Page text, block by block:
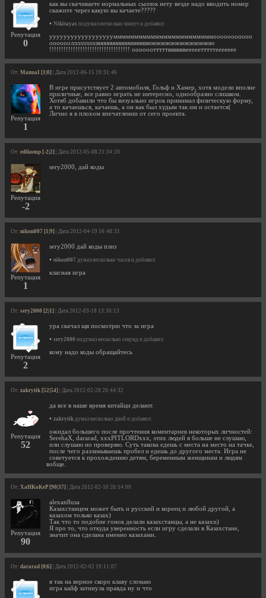
Репутация
0
как вы скачиваете нормальных сыллок нету везде надо вводить номер
скажите через какую вы качаете?????
• Nikitayas подумал несколько минут и добавил:
ууууууууууууууууууммммммммммммммммммммммммооооооооооо
ооооооллллллллляяяяяяяяяяяяяяяяяюююююююююююююю
!!!!!!!!!!!!!!!!!!!!!!!!!!!!!!!!!! оооооотттттввввввееееетттттеееееее
От: ManuaI [1|0] | Дата 2012-06-15 19:31:46
Репутация
1
В игре присутствует 2 автомобиля, Гольф и Хамер, хотя модели вполне
приличные, все равно играть не интересно, однообразно слишком.
Хотяб добавили что бы визуально игрок принимал физическую форму,
а то качаешься, качаешь, а он как был худым так им и остается(
Лично я в плохом впечатлении от сего проекта.
От: edikomp [-2|2] | Дата 2012-05-08 21:34:20
Репутация
-2
sery2000, дай коды
От: nikon007 [1|9] | Дата 2012-04-19 16:48:31
Репутация
1
sery2000 дай коды плиз
• nikon007 думал несколько часов и добавил:
класная игра
От: sery2000 [2|1] | Дата 2012-03-18 13:30:13
Репутация
2
ура скачал щя посмотрю что за игра
• sery2000 подумал несколько секунд и добавил:
кому надо коды обращайтесь
От: zakrytik [52|54] | Дата 2012-02-28 20:44:32
Репутация
52
да все в наше время китайци делают.
• zakrytik думал несколько дней и добавил:
ожидал большего после прочтения коментариев некоторых личностей:
SerehaX, dararad, xxxPITLORDxxx, этих людей я больше не слушаю,
или слушаю но проверяю. Суть такова едешь с места на место на тачке,
после чего разламываешь пробел и едешь до другого места. Игра не
советуется к прохождению детям, беременным женщинам и людям
вобще.
От: XaHKoKeP [90|37] | Дата 2012-02-10 20:14:00
Репутация
90
alexan8usa
Казахстанцем может быть и русский и кореец и любой другой, а
казахом только казах)
Так что то подобие гонок делали казахстанцы, а не казахи)
Я про то, что откуда уверенность если игру сделали в Казахстане,
значит она сделана именно казахами.
От: dararad [0|6] | Дата 2012-02-02 19:11:07
я так на верное скоро клаву сломаю
игра кайф затинула правда ну и что